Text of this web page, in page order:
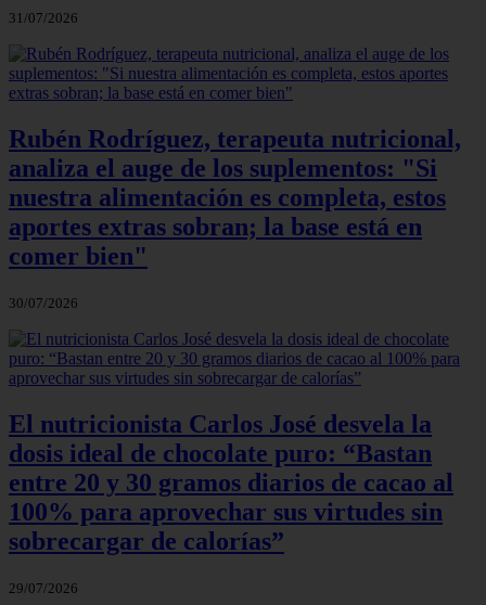
31/07/2026
Rubén Rodríguez, terapeuta nutricional,
analiza el auge de los suplementos: "Si
nuestra alimentación es completa, estos
aportes extras sobran; la base está en
comer bien"
30/07/2026
El nutricionista Carlos José desvela la
dosis ideal de chocolate puro: “Bastan
entre 20 y 30 gramos diarios de cacao al
100% para aprovechar sus virtudes sin
sobrecargar de calorías”
29/07/2026